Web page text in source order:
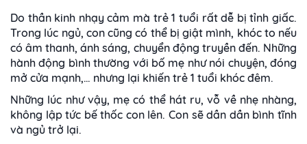
Do thần kinh nhạy cảm mà trẻ 1 tuổi rất dễ bị tỉnh giấc.
Trong lúc ngủ, con cũng có thể bị giật mình, khóc to nếu
có âm thanh, ánh sáng, chuyển động truyền đến. Những
hành động bình thường với bố mẹ như nói chuyện, đóng
mở cửa mạnh,… nhưng lại khiến trẻ 1 tuổi khóc đêm.
Những lúc như vậy, mẹ có thể hát ru, vỗ về nhẹ nhàng,
không lập tức bế thốc con lên. Con sẽ dần dần bình tĩnh
và ngủ trở lại.